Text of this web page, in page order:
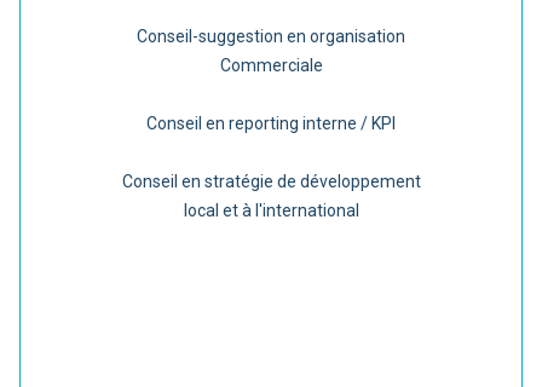
Conseil-suggestion en organisation
Commerciale
Conseil en reporting interne / KPI
Conseil en stratégie de développement
local et à l'international